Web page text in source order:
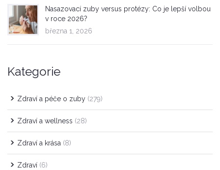
Nasazovací zuby versus protézy: Co je lepší volbou
v roce 2026?
března 1, 2026
Kategorie
Zdraví a péče o zuby (279)
Zdraví a wellness (28)
Zdraví a krása (8)
Zdraví (6)